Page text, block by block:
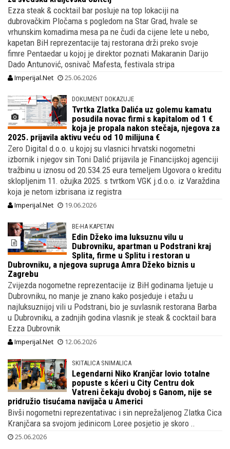
Ezza steak & cocktail bar posluje na top lokaciji na
dubrovačkim Pločama s pogledom na Star Grad, hvale se
vrhunskim komadima mesa pa ne čudi da cijene lete u nebo,
kapetan BiH reprezentacije taj restorana drži preko svoje
fimre Pentaedar u kojoj je direktor poznati Makaranin Darijo
Dado Antunović, osnivač Mafesta, festivala stripa
Imperijal.Net 25.06.2026
DOKUMENT DOKAZUJE
Tvrtka Zlatka Dalića uz golemu kamatu
posudila novac firmi s kapitalom od 1 €
koja je propala nakon stečaja, njegova za
2025. prijavila aktivu veću od 10 milijuna €
Zero Digital d.o.o. u kojoj su vlasnici hrvatski nogometni
izbornik i njegov sin Toni Dalić prijavila je Financijskoj agenciji
tražbinu u iznosu od 20.534.25 eura temeljem Ugovora o kreditu
sklopljenim 11. ožujka 2025. s tvrtkom VGK j.d.o.o. iz Varaždina
koja je netom izbrisana iz registra
Imperijal.Net 19.06.2026
BE-HA KAPETAN
Edin Džeko ima luksuznu vilu u
Dubrovniku, apartman u Podstrani kraj
Splita, firme u Splitu i restoran u
Dubrovniku, a njegova supruga Amra Džeko biznis u
Zagrebu
Zvijezda nogometne reprezentacije iz BiH godinama ljetuje u
Dubrovniku, no manje je znano kako posjeduje i etažu u
najluksuznijoj vili u Podstrani, bio je suvlasnik restorana Barba
u Dubrovniku, a zadnjih godina vlasnik je steak & cocktail bara
Ezza Dubrovnik
Imperijal.Net 12.06.2026
SKITALICA SNIMALICA
Legendarni Niko Kranjčar lovio totalne
popuste s kćeri u City Centru dok
Vatreni čekaju dvoboj s Ganom, nije se
pridružio tisućama navijača u Americi
Bivši nogometni reprezentativac i sin neprežaljenog Zlatka Cica
Kranjčara sa svojom jedinicom Loree posjetio je skoro ..
25.06.2026